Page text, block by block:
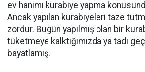
ev hanımı kurabiye yapma
Ancak yapılan kurabiyeleri taze
zordur. Bugün yapılmış olan bir
tüketmeye kalktığımızda ya tadı
bayatlamış.